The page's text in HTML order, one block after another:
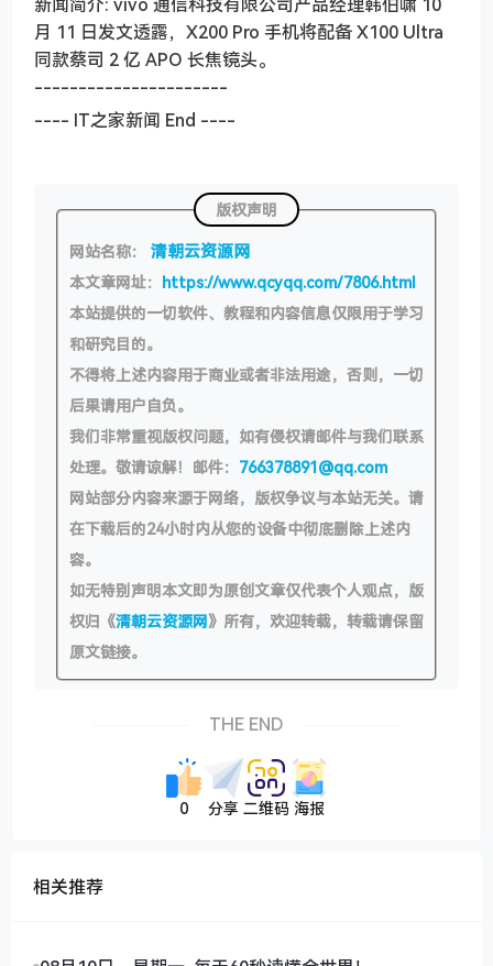
月 11 日发文透露，X200 Pro 手机将配备 X100 Ultra
同款蔡司 2 亿 APO 长焦镜头。
----------------------
---- IT之家新闻 End ----
版权声明
网站名称： 清朝云资源网
本文章网址： https://www.qcyqq.com/7806.html
本站提供的一切软件、教程和内容信息仅限用于学习
和研究目的。
不得将上述内容用于商业或者非法用途，否则，一切
后果请用户自负。
我们非常重视版权问题，如有侵权请邮件与我们联系
处理。敬请谅解！邮件： 766378891@qq.com
网站部分内容来源于网络，版权争议与本站无关。请
在下载后的24小时内从您的设备中彻底删除上述内
容。
如无特别声明本文即为原创文章仅代表个人观点，版
权归《清朝云资源网》所有，欢迎转载，转载请保留
原文链接。
THE END
0 分享 二维码 海报
相关推荐